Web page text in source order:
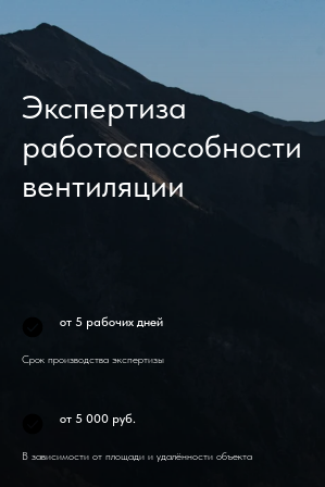
Экспертиза
работоспособности
вентиляции
от 5 рабочих дней
Срок производства экспертизы
от 5 000 руб.
В зависимости от площади и удалённости объекта